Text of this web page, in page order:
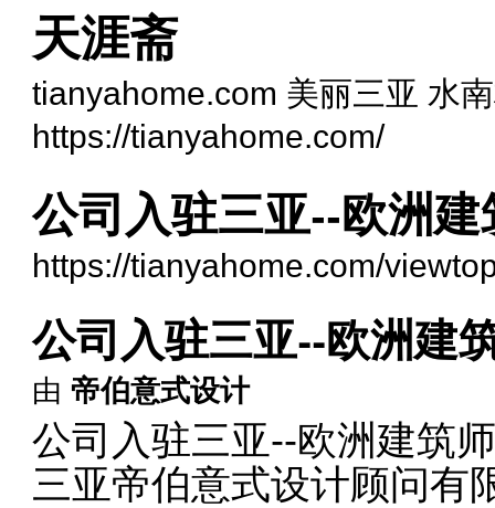
天涯斋
tianyahome.com 美丽三亚 水
https://tianyahome.com/
公司入驻三亚--欧洲
https://tianyahome.com/
公司入驻三亚--欧洲建
由 帝伯意式设计
公司入驻三亚--欧洲建筑
三亚帝伯意式设计顾问有